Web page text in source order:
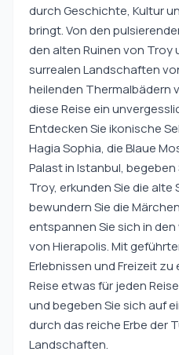
durch Geschichte, Kultur
bringt. Von den
den alten Ruinen von Troy
surrealen Landschaften
heilenden Thermalbädern
diese Reise ein
Entdecken Sie ikonische
Hagia Sophia, die Blaue
Palast in Istanbul,
Troy, erkunden Sie die alte
bewundern Sie die
entspannen Sie sich in
von Hierapolis. Mit
Erlebnissen und Freizeit
Reise etwas für jeden
und begeben Sie sich auf
durch das reiche Erbe der
Landschaften.